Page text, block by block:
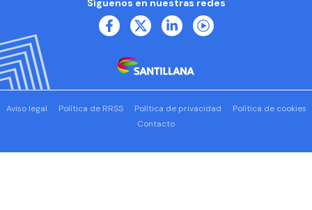
Síguenos en nuestras redes
Aviso legal Política de RRSS Política de privacidad
Política de cookies
Contacto